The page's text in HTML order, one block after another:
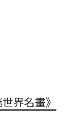
世界名畫》